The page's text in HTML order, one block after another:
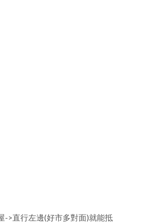
->直行左邊(好市多對面)就能抵